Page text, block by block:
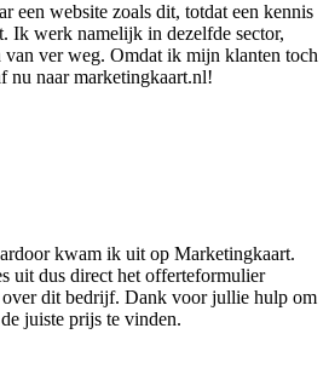
een website zoals dit, totdat een kennis
Ik werk namelijk in dezelfde sector,
van ver weg. Omdat ik mijn klanten toch
nu naar marketingkaart.nl!
kwam ik uit op Marketingkaart.
uit dus direct het offerteformulier
over dit bedrijf. Dank voor jullie hulp om
juiste prijs te vinden.